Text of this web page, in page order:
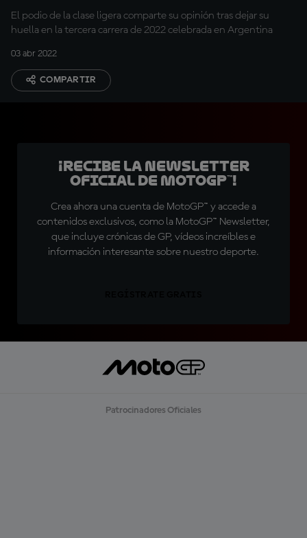
El podio de la clase ligera comparte su opinión tras dejar su
huella en la tercera carrera de 2022 celebrada en Argentina
03 abr 2022
COMPARTIR
¡Recibe la Newsletter
oficial de MotoGP™!
Crea ahora una cuenta de MotoGP™ y accede a
contenidos exclusivos, como la MotoGP™ Newsletter,
que incluye crónicas de GP, vídeos increíbles e
información interesante sobre nuestro deporte.
Patrocinadores Oficiales